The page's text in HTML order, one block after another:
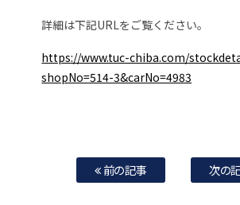
詳細は下記URLをご覧ください。
https://www.tuc-chiba.com/
shopNo=514-3&carNo=4983
前の記事 次の